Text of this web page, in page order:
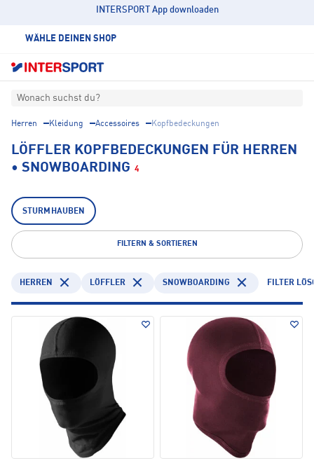
INTERSPORT App downloaden
WÄHLE DEINEN SHOP
Wonach suchst du?
Herren Kleidung Accessoires Kopfbedeckungen
LÖFFLER KOPFBEDECKUNGEN FÜR HERREN
• SNOWBOARDING 4
STURMHAUBEN
FILTERN & SORTIEREN
HERREN LÖFFLER SNOWBOARDING FILTER